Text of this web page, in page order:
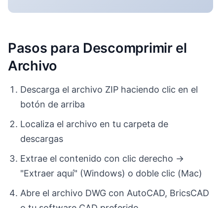
Pasos para Descomprimir el
Archivo
Descarga el archivo ZIP haciendo clic en el
botón de arriba
Localiza el archivo en tu carpeta de
descargas
Extrae el contenido con clic derecho →
"Extraer aquí" (Windows) o doble clic (Mac)
Abre el archivo DWG con AutoCAD, BricsCAD